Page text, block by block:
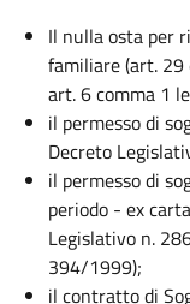
Il nulla osta per
familiare (art.
art. 6 comma 1
il permesso di
Decreto
il permesso di
periodo - ex
Legislativo n.
394/1999);
il contratto di